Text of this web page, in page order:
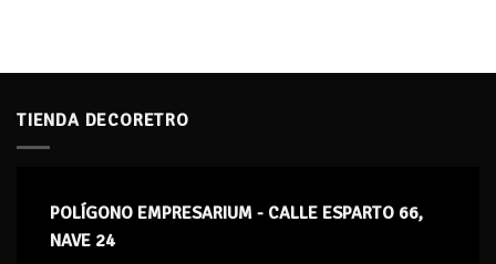
TIENDA DECORETRO
POLÍGONO EMPRESARIUM - CALLE ESPARTO 66,
NAVE 24